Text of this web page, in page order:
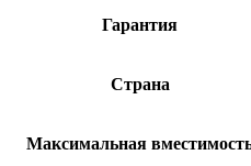
Гарантия
Страна
Максимальная